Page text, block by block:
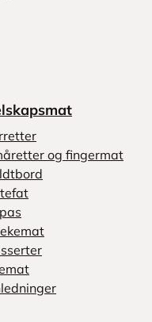
og fingermat